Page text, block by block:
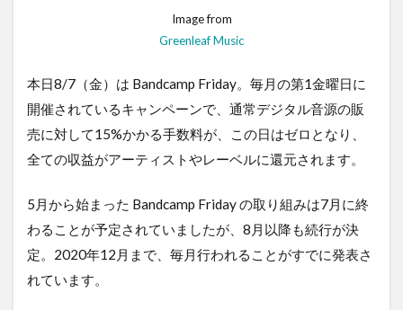
Image from
Greenleaf Music
本日8/7（金）は Bandcamp Friday。毎月の第1金曜日に
開催されているキャンペーンで、通常デジタル音源の販
売に対して15%かかる手数料が、この日はゼロとなり、
全ての収益がアーティストやレーベルに還元されます。
5月から始まった Bandcamp Friday の取り組みは7月に終
わることが予定されていましたが、8月以降も続行が決
定。2020年12月まで、毎月行われることがすでに発表さ
れています。